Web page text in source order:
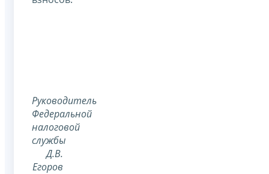
Руководитель
Федеральной
налоговой
службы
Д.В.
Егоров